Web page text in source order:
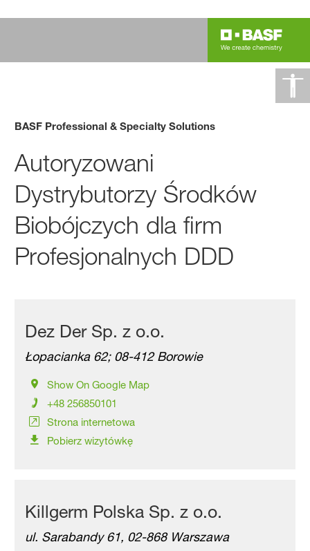
BASF Professional & Specialty Solutions
Autoryzowani
Dystrybutorzy Środków
Biobójczych dla firm
Profesjonalnych DDD
Dez Der Sp. z o.o.
Łopacianka 62; 08-412 Borowie
Show On Google Map
+48 256850101
Strona internetowa
Pobierz wizytówkę
Killgerm Polska Sp. z o.o.
ul. Sarabandy 61, 02-868 Warszawa